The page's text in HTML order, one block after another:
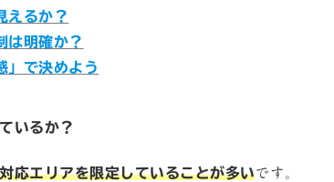
えるか？
は明確か？
」で決めよう
いるか？
応エリアを限定していることが多いです。